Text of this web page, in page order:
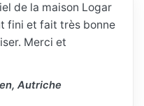
de la maison Logar
fini et fait très bonne
Merci et
Autriche